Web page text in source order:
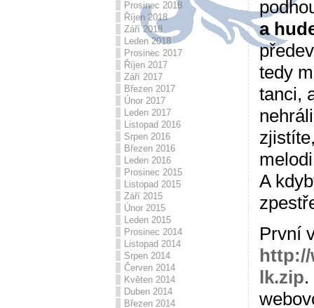
Prosinec 2018
Říjen 2018
Září 2018
Leden 2018
Prosinec 2017
Říjen 2017
Září 2017
Březen 2017
Únor 2017
Leden 2017
Listopad 2016
Srpen 2016
Březen 2016
Leden 2016
Prosinec 2015
Listopad 2015
Září 2015
Únor 2015
Leden 2015
Prosinec 2014
Listopad 2014
Srpen 2014
Červen 2014
Květen 2014
Duben 2014
Březen 2014
a
tedy
tanci,
A
První
lk.zip